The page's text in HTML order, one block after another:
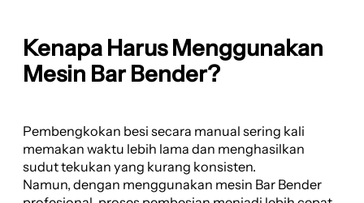
Kenapa Harus Menggunakan
Mesin Bar Bender?
Pembengkokan besi secara manual sering kali
memakan waktu lebih lama dan menghasilkan
sudut tekukan yang kurang konsisten.
Namun, dengan menggunakan mesin Bar Bender